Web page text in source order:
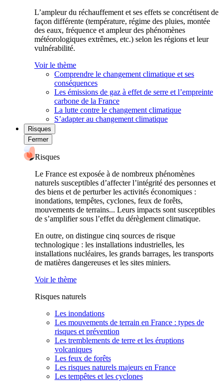
L’ampleur du réchauffement et ses effets se concrétisent de
façon différente (température, régime des pluies, montée
des eaux, fréquence et ampleur des phénomènes
météorologiques extrêmes, etc.) selon les régions et leur
vulnérabilité.
Voir le thème
Comprendre le changement climatique et ses
conséquences
Les émissions de gaz à effet de serre et l’empreinte
carbone de la France
La lutte contre le changement climatique
S’adapter au changement climatique
Risques
Fermer
Risques
Le France est exposée à de nombreux phénomènes
naturels susceptibles d’affecter l’intégrité des personnes et
des biens et de perturber les activités économiques :
inondations, tempêtes, cyclones, feux de forêts,
mouvements de terrains... Leurs impacts sont susceptibles
de s’amplifier sous l’effet du dérèglement climatique.
En outre, on distingue cinq sources de risque
technologique : les installations industrielles, les
installations nucléaires, les grands barrages, les transports
de matières dangereuses et les sites miniers.
Voir le thème
Risques naturels
Les inondations
Les mouvements de terrain en France : types de
risques et prévention
Les tremblements de terre et les éruptions
volcaniques
Les feux de forêts
Les risques naturels majeurs en France
Les tempêtes et les cyclones